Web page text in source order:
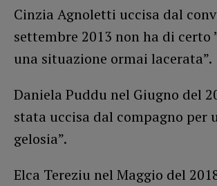
Cinzia Agnoletti uccisa dal
settembre 2013 non ha di certo
una situazione ormai lacerata”.
Daniela Puddu nel Giugno del
stata uccisa dal compagno per
gelosia”.
Elca Tereziu nel Maggio del